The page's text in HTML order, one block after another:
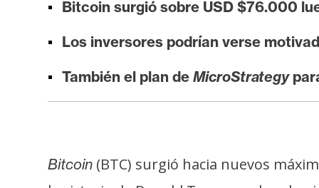
o
s
Bitcoin surgió sobre USD $76.000
Los inversores podrían verse
También el plan de MicroStrategy
Bitcoin (BTC) surgió hacia nuevos